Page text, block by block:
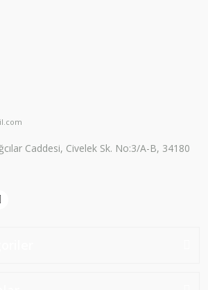
Caddesi, Civelek Sk. No:3/A-B, 34180